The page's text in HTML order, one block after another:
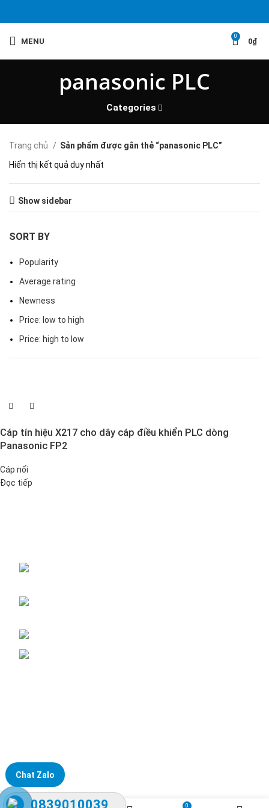
MENU
0
0₫
panasonic PLC
Categories
Trang chủ
Sản phẩm được gắn thẻ “panasonic PLC”
Hiển thị kết quả duy nhất
Show sidebar
SORT BY
Popularity
Average rating
Newness
Price: low to high
Price: high to low
Cáp tín hiệu X217 cho dây cáp điều khiển PLC dòng
Panasonic FP2
Cáp nối
Đọc tiếp
Chat Zalo
0839010039 0